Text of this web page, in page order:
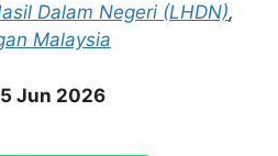
Dalam Negeri (LHDN),
Malaysia
Jun 2026